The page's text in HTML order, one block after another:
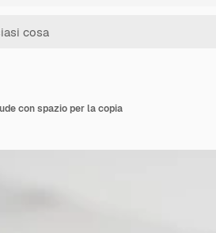
con spazio per la copia